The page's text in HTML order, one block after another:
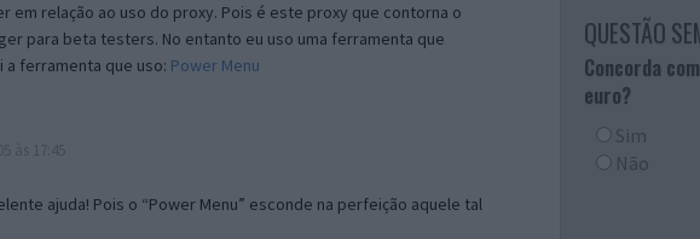
em relação ao uso do proxy. Pois é este proxy que contorna o
para beta testers. No entanto eu uso uma ferramenta que
ferramenta que uso: Power Menu
ajuda! Pois o “Power Menu” esconde na perfeição aquele tal
QUESTÃO
Concorda
euro?
Sim
Não